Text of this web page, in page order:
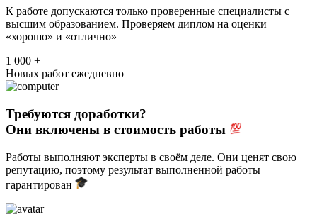
К работе допускаются только проверенные специалисты с
высшим образованием. Проверяем диплом на оценки
«хорошо» и «отлично»
1 000 +
Новых работ ежедневно
Требуются доработки?
Они включены в стоимость работы
Работы выполняют эксперты в своём деле. Они ценят свою
репутацию, поэтому результат выполненной работы
гарантирован